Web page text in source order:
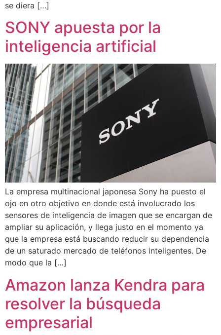
se diera […]
SONY apuesta por la
inteligencia artificial
La empresa multinacional japonesa Sony ha puesto el
ojo en otro objetivo en donde está involucrado los
sensores de inteligencia de imagen que se encargan de
ampliar su aplicación, y llega justo en el momento ya
que la empresa está buscando reducir su dependencia
de un saturado mercado de teléfonos inteligentes. De
modo que la […]
Amazon lanza Kendra para
resolver la búsqueda
empresarial